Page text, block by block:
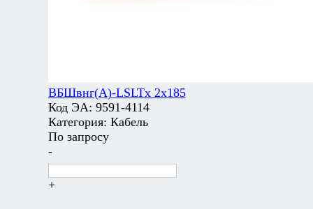
ВБШвнг(А)-LSLTx 2х185
Код ЭА: 9591-4114
Категория: Кабель
По запросу
-
+